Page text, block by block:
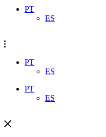
PT
ES
PT
ES
PT
ES